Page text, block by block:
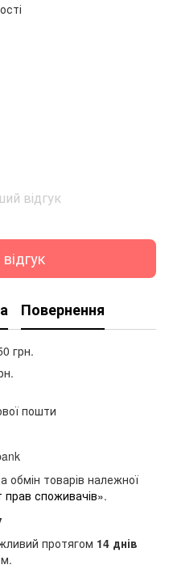
відгук
Повернення
грн.
пошти
обмін товарів належної
прав споживачів».
протягом 14 днів